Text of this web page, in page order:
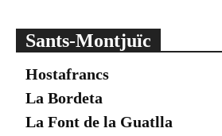
Sants-Montjuïc
Hostafrancs
La Bordeta
La Font de la Guatlla